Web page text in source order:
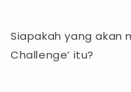
Siapakah yang akan
Challenge’ itu?